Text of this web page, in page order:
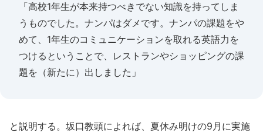
「高校1年生が本来持つべきでない知識を持ってしま
うものでした。ナンパはダメです。ナンパの課題をや
めて、1年生のコミュニケーションを取れる英語力を
つけるということで、レストランやショッピングの課
題を（新たに）出しました」
と説明する。坂口教頭によれば、夏休み明けの9月に実施